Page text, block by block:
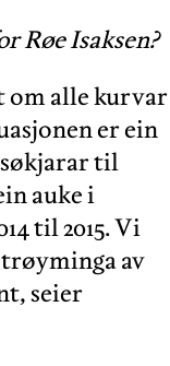
Røe Isaksen?
om alle kurvar
er ein
søkjarar til
auke i
til 2015. Vi
av
seier